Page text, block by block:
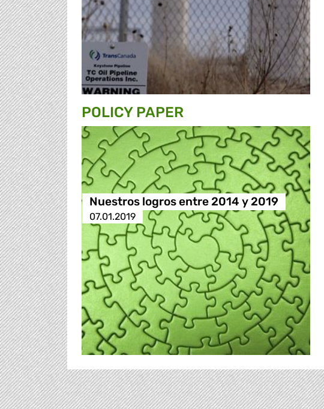
POLICY PAPER
Nuestros logros entre 2014 y 2019
07.01.2019